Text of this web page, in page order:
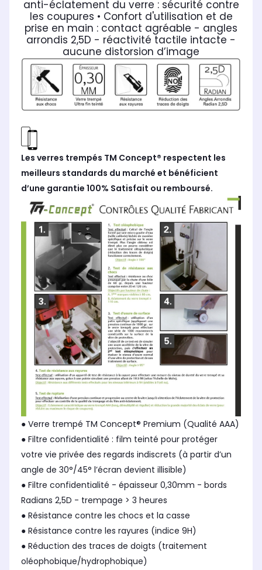
anti-éclatement du verre : sécurité contre
les coupures • Confort d'utilisation et de
prise en main : contact agréable - angles
arrondis 2,5D - réactivité tactile intacte -
aucune distorsion d’image
Les verres trempés TM Concept® respectent les
meilleurs standards du marché et bénéficient
d’une garantie 100% Satisfait ou remboursé.
● Verre trempé TM Concept® Premium (Qualité AAA)
● Filtre confidentialité : film teinté pour protéger
votre vie privée des regards indiscrets (à partir d’un
angle de 30°/45° l’écran devient illisible)
● Filtre confidentialité - épaisseur 0,30mm - bords
Radians 2,5D - trempage > 3 heures
● Résistance contre les chocs et la casse
● Résistance contre les rayures (indice 9H)
● Réduction des traces de doigts (traitement
oléophobique/hydrophobique)